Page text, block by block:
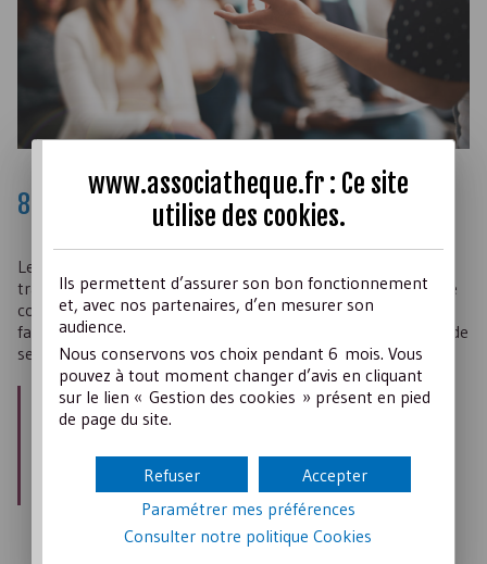
8- Renforcement de la confiance
Les associations doivent assurer plus de transparence et de
traçabilité pour conserver la confiance des financeurs. Cette
confiance peut se transformer en dons si l’organisation
faisant appel à la générosité fait l’effort de rendre compte de
ses actions et de la traçabilité du don.
Nos ressources pour :
développer une démarche d’
inspirer confiance aux donateurs et leur rendre
compte.
www.associatheque.fr : Ce site
utilise des cookies.
Ils permettent d’assurer son bon fonctionnement
et, avec nos partenaires, d’en mesurer son
audience.
Nous conservons vos choix pendant 6 mois. Vous
pouvez à tout moment changer d’avis en cliquant
sur le lien « Gestion des cookies » présent en pied
de page du site.
Accepter
Refuser
Paramétrer mes préférences
Consulter notre politiqueCookies